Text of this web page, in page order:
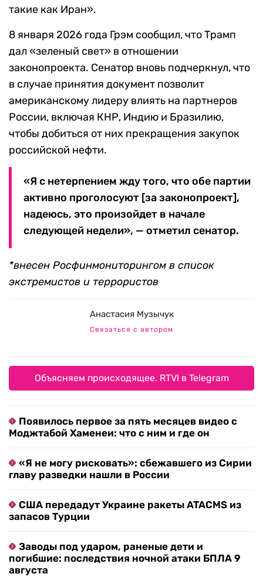
такие как Иран».
8 января 2026 года Грэм сообщил, что Трамп
дал «зеленый свет» в отношении
законопроекта. Сенатор вновь подчеркнул, что
в случае принятия документ позволит
американскому лидеру влиять на партнеров
России, включая КНР, Индию и Бразилию,
чтобы добиться от них прекращения закупок
российской нефти.
«Я с нетерпением жду того, что обе партии
активно проголосуют [за законопроект],
надеюсь, это произойдет в начале
следующей недели», — отметил сенатор.
*внесен Росфинмониторингом в список
экстремистов и террористов
Анастасия Музычук
Связаться с автором
Объясняем происходящее. RTVI в Telegram
Появилось первое за пять месяцев видео с
Моджтабой Хаменеи: что с ним и где он
«Я не могу рисковать»: сбежавшего из Сирии
главу разведки нашли в России
США передадут Украине ракеты ATACMS из
запасов Турции
Заводы под ударом, раненые дети и
погибшие: последствия ночной атаки БПЛА 9
августа